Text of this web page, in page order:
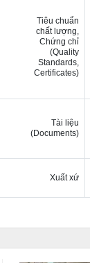
Tiêu chuẩn
chất lượng,
Chứng chỉ
(Quality
Standards,
Certificates)
Tài liệu
(Documents)
Xuất xứ